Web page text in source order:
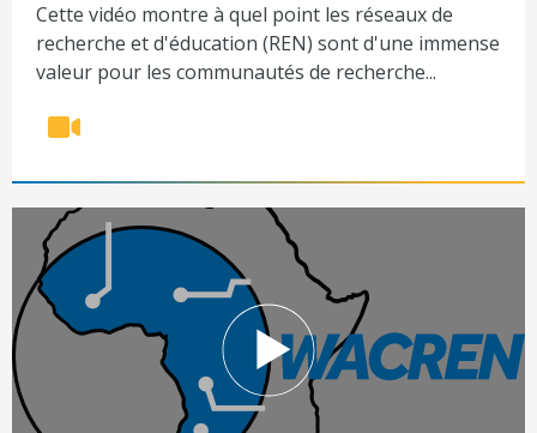
Cette vidéo montre à quel point les réseaux de
recherche et d'éducation (REN) sont d'une immense
valeur pour les communautés de recherche...